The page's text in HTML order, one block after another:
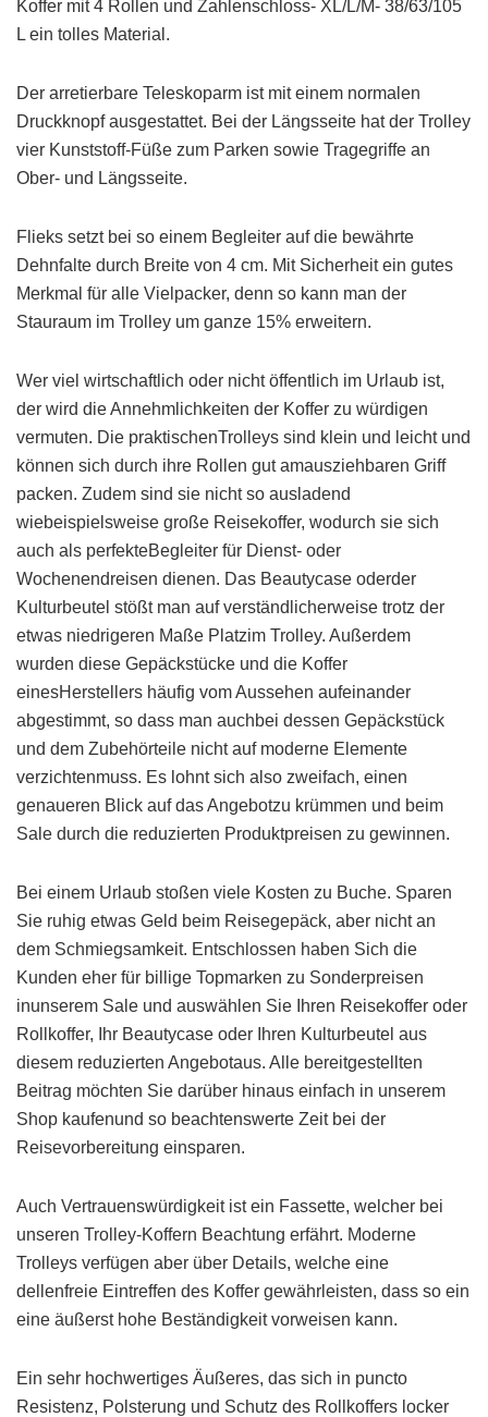
Koffer mit 4 Rollen und Zahlenschloss- XL/L/M- 38/63/105
L ein tolles Material.
Der arretierbare Teleskoparm ist mit einem normalen
Druckknopf ausgestattet. Bei der Längsseite hat der Trolley
vier Kunststoff-Füße zum Parken sowie Tragegriffe an
Ober- und Längsseite.
Flieks setzt bei so einem Begleiter auf die bewährte
Dehnfalte durch Breite von 4 cm. Mit Sicherheit ein gutes
Merkmal für alle Vielpacker, denn so kann man der
Stauraum im Trolley um ganze 15% erweitern.
Wer viel wirtschaftlich oder nicht öffentlich im Urlaub ist,
der wird die Annehmlichkeiten der Koffer zu würdigen
vermuten. Die praktischenTrolleys sind klein und leicht und
können sich durch ihre Rollen gut amausziehbaren Griff
packen. Zudem sind sie nicht so ausladend
wiebeispielsweise große Reisekoffer, wodurch sie sich
auch als perfekteBegleiter für Dienst- oder
Wochenendreisen dienen. Das Beautycase oderder
Kulturbeutel stößt man auf verständlicherweise trotz der
etwas niedrigeren Maße Platzim Trolley. Außerdem
wurden diese Gepäckstücke und die Koffer
einesHerstellers häufig vom Aussehen aufeinander
abgestimmt, so dass man auchbei dessen Gepäckstück
und dem Zubehörteile nicht auf moderne Elemente
verzichtenmuss. Es lohnt sich also zweifach, einen
genaueren Blick auf das Angebotzu krümmen und beim
Sale durch die reduzierten Produktpreisen zu gewinnen.
Bei einem Urlaub stoßen viele Kosten zu Buche. Sparen
Sie ruhig etwas Geld beim Reisegepäck, aber nicht an
dem Schmiegsamkeit. Entschlossen haben Sich die
Kunden eher für billige Topmarken zu Sonderpreisen
inunserem Sale und auswählen Sie Ihren Reisekoffer oder
Rollkoffer, Ihr Beautycase oder Ihren Kulturbeutel aus
diesem reduzierten Angebotaus. Alle bereitgestellten
Beitrag möchten Sie darüber hinaus einfach in unserem
Shop kaufenund so beachtenswerte Zeit bei der
Reisevorbereitung einsparen.
Auch Vertrauenswürdigkeit ist ein Fassette, welcher bei
unseren Trolley-Koffern Beachtung erfährt. Moderne
Trolleys verfügen aber über Details, welche eine
dellenfreie Eintreffen des Koffer gewährleisten, dass so ein
eine äußerst hohe Beständigkeit vorweisen kann.
Ein sehr hochwertiges Äußeres, das sich in puncto
Resistenz, Polsterung und Schutz des Rollkoffers locker